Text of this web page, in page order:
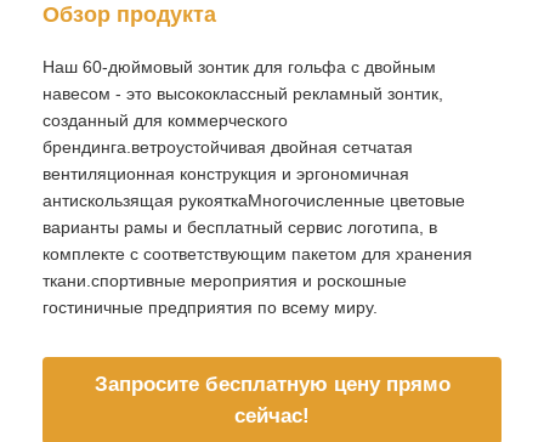
контактные данные
Новости
Все случаи
Отправить запрос
Обзор продукта
Наш 60-дюймовый зонтик для гольфа с двойным
навесом - это высококлассный рекламный зонтик,
созданный для коммерческого
брендинга.ветроустойчивая двойная сетчатая
вентиляционная конструкция и эргономичная
антискользящая рукояткаМногочисленные цветовые
варианты рамы и бесплатный сервис логотипа, в
комплекте с соответствующим пакетом для хранения
ткани.спортивные мероприятия и роскошные
гостиничные предприятия по всему миру.
Запросите бесплатную цену прямо
сейчас!